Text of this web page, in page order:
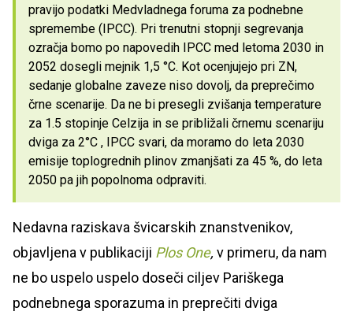
pravijo podatki Medvladnega foruma za podnebne
spremembe (IPCC). Pri trenutni stopnji segrevanja
ozračja bomo po napovedih IPCC med letoma 2030 in
2052 dosegli mejnik 1,5 °C. Kot ocenjujejo pri ZN,
sedanje globalne zaveze niso dovolj, da preprečimo
črne scenarije. Da ne bi presegli zvišanja temperature
za 1.5 stopinje Celzija in se približali črnemu scenariju
dviga za 2°C , IPCC svari, da moramo do leta 2030
emisije toplogrednih plinov zmanjšati za 45 %, do leta
2050 pa jih popolnoma odpraviti.
Nedavna raziskava švicarskih znanstvenikov,
objavljena v publikaciji Plos One, v primeru, da nam
ne bo uspelo uspelo doseči ciljev Pariškega
podnebnega sporazuma in preprečiti dviga